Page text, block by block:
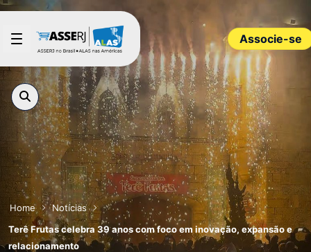
Pular para o Conteúdo principal
Associe-se
Home
Notícias
Terê Frutas celebra 39 anos com foco em inovação, expansão e
relacionamento